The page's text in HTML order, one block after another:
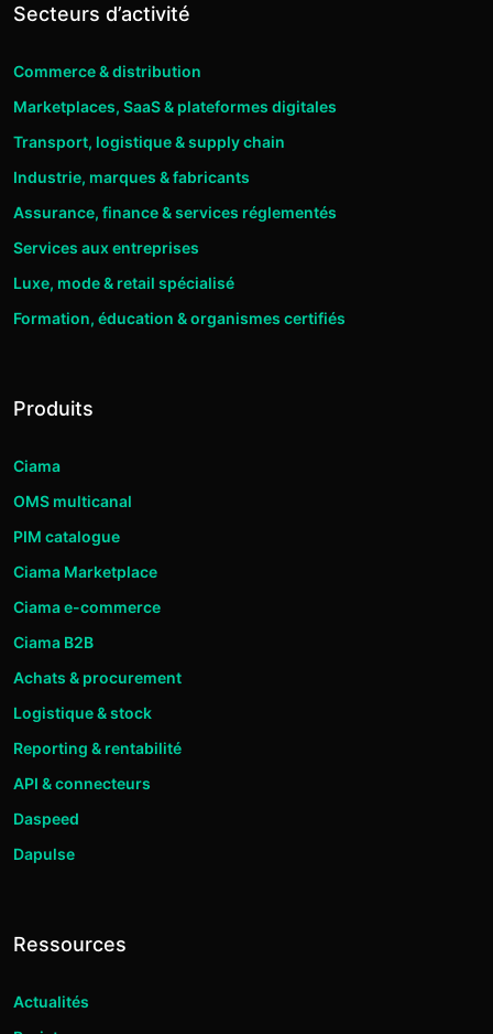
Secteurs d’activité
Commerce & distribution
Marketplaces, SaaS & plateformes digitales
Transport, logistique & supply chain
Industrie, marques & fabricants
Assurance, finance & services réglementés
Services aux entreprises
Luxe, mode & retail spécialisé
Formation, éducation & organismes certifiés
Produits
Ciama
OMS multicanal
PIM catalogue
Ciama Marketplace
Ciama e-commerce
Ciama B2B
Achats & procurement
Logistique & stock
Reporting & rentabilité
API & connecteurs
Daspeed
Dapulse
Ressources
Actualités